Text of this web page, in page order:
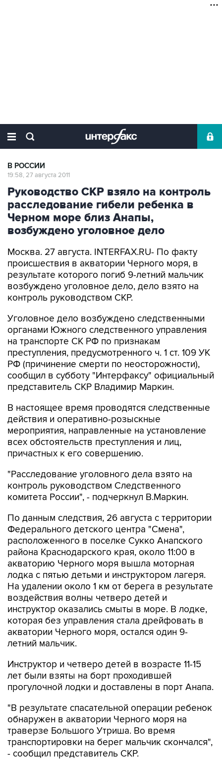
В РОССИИ
19:58, 27 августа 2011
Руководство СКР взяло на контроль
расследование гибели ребенка в
Черном море близ Анапы,
возбуждено уголовное дело
Москва. 27 августа. INTERFAX.RU- По факту
происшествия в акватории Черного моря, в
результате которого погиб 9-летний мальчик
возбуждено уголовное дело, дело взято на
контроль руководством СКР.
Уголовное дело возбуждено следственными
органами Южного следственного управления
на транспорте СК РФ по признакам
преступления, предусмотренного ч. 1 ст. 109 УК
РФ (причинение смерти по неосторожности),
сообщил в субботу "Интерфаксу" официальный
представитель СКР Владимир Маркин.
В настоящее время проводятся следственные
действия и оперативно-розыскные
мероприятия, направленные на установление
всех обстоятельств преступления и лиц,
причастных к его совершению.
"Расследование уголовного дела взято на
контроль руководством Следственного
комитета России", - подчеркнул В.Маркин.
По данным следствия, 26 августа с территории
Федерального детского центра "Смена",
расположенного в поселке Сукко Анапского
района Краснодарского края, около 11:00 в
акваторию Черного моря вышла моторная
лодка с пятью детьми и инструктором лагеря.
На удалении около 1 км от берега в результате
воздействия волны четверо детей и
инструктор оказались смыты в море. В лодке,
которая без управления стала дрейфовать в
акватории Черного моря, остался один 9-
летний мальчик.
Инструктор и четверо детей в возрасте 11-15
лет были взяты на борт проходившей
прогулочной лодки и доставлены в порт Анапа.
"В результате спасательной операции ребенок
обнаружен в акватории Черного моря на
траверзе Большого Утриша. Во время
транспортировки на берег мальчик скончался",
- сообщил представитель СКР.